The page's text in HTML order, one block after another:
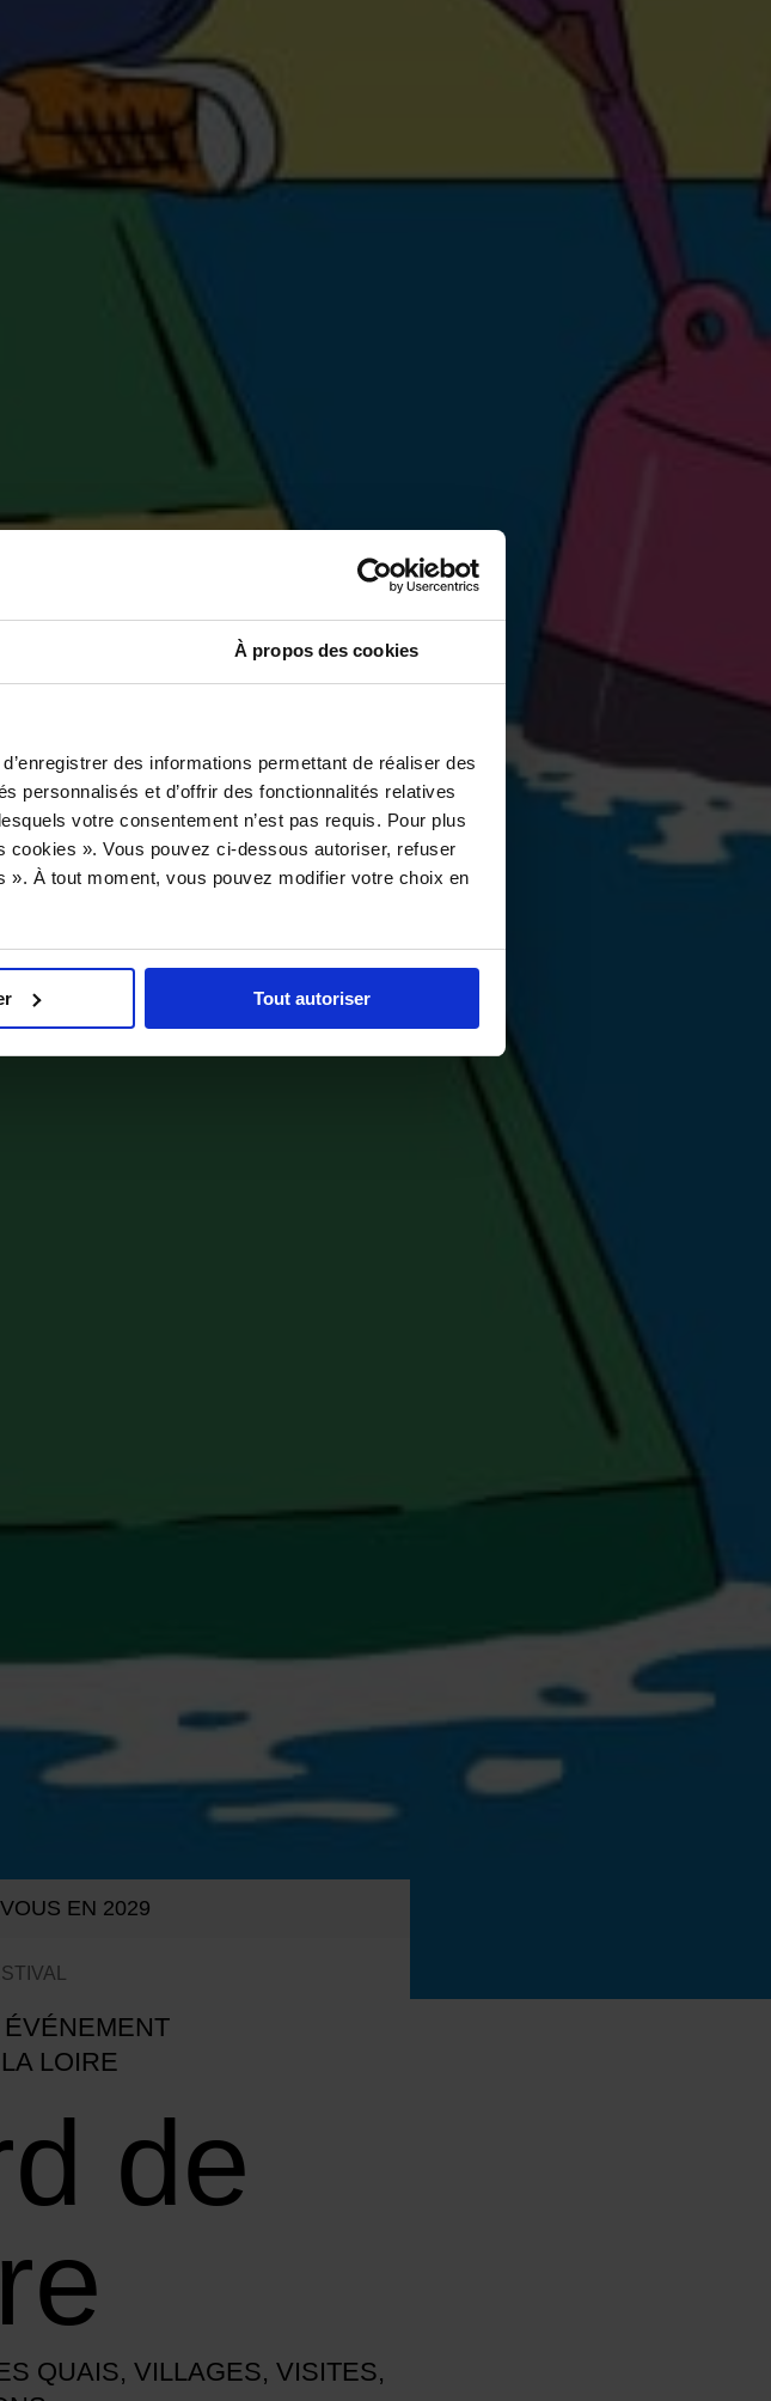
À propos des cookies
des informations permettant de réaliser des
personnalisés et d’offrir des fonctionnalités relatives
votre consentement n’est pas requis. Pour plus
». Vous pouvez ci-dessous autoriser, refuser
À tout moment, vous pouvez modifier votre choix en
Tout autoriser
EN 2029
LOIRE
de
QUAIS, VILLAGES, VISITES,